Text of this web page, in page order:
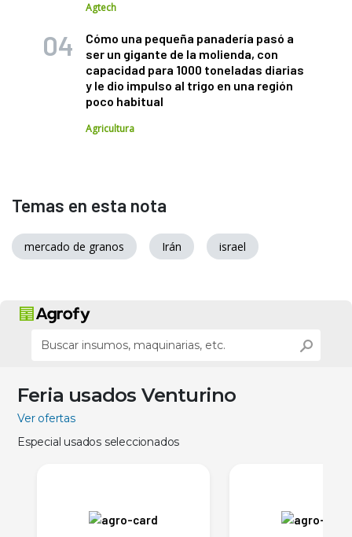
Agtech
Cómo una pequeña panadería pasó a
ser un gigante de la molienda, con
capacidad para 1000 toneladas diarias
y le dio impulso al trigo en una región
poco habitual
Agricultura
Temas en esta nota
mercado de granos Irán israel
Feria usados Venturino
Ver ofertas
Especial usados seleccionados